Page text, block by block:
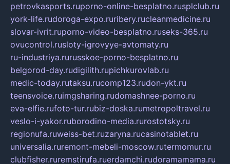
petrovkasports.ruporno-online-besplatno.rusplclub.ru
york-life.rudoroga-expo.ruribery.rucleanmedicine.ru
slovar-ivrit.ruporno-video-besplatno.ruseks-365.ru
ovucontrol.rusloty-igrovyye-avtomaty.ru
ru-industriya.rurusskoe-porno-besplatno.ru
belgorod-day.rudigilith.rupichkurovlab.ru
medic-today.rutaksu.rucomp123.rudon-ykt.ru
teensvoice.ruimgsharing.rudomashnee-porno.ru
eva-elfie.rufoto-tur.rubiz-doska.rumetropoltravel.ru
veslo-i-yakor.ruborodino-media.rurostotsky.ru
regionufa.ruweiss-bet.ruzaryna.rucasinotablet.ru
universalia.ruremont-mebeli-moscow.rutermomur.ru
clubfisher.ruremstirufa.ruerdamchi.rudoramamama.ru